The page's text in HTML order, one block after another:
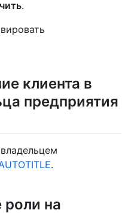
.
клиента в
предприятия
.
на